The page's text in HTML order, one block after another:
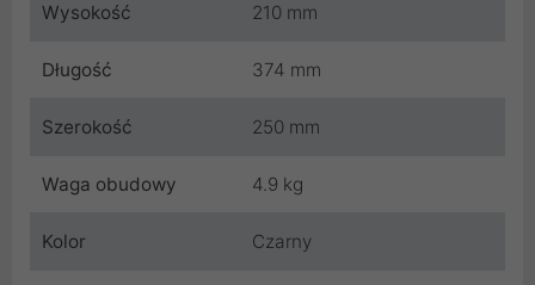
Wysokość 210 mm
Długość 374 mm
Szerokość 250 mm
Waga obudowy 4.9 kg
Kolor Czarny